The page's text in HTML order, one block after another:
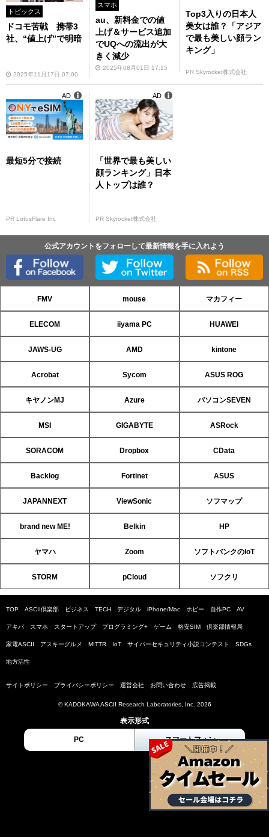
トピックス
ドコモ苦戦 携帯3
社、“値上げ”で明暗
2025年11月17日 07:00
スマホ
au、新料金での値
上げ＆サービス追加
でUQへの流出が大
きく減少
2025年08月01日 17:15
Top3入りの日本人
美女は誰？「アジア
で最も美しい顔ラン
キング」
PR Skyrocket株式会社
最短5分で接続
PR LotusFlare Inc
AD
「世界で最も美しい
顔ランキング」日本
人トップは誰？
PR Skyrocket株式会社
AD
公式アカウントをフォローして最新情報を手に入れよう
FMV mouse マカフィー
ELECOM iiyama PC HUAWEI
JAWS-UG AMD kintone
Acrobat Sycom ASUS ROG
キヤノンMJ Azure パソコンSEVEN
MSI GIGABYTE ASRock
SORACOM Dropbox CData
Backlog Fortinet ASUS
JAPANNEXT ViewSonic ソフマップ
brand new ME! Belkin HP
ヤマハ Zoom ソフトバンクのIoT
STORM pCloud ソフクリ
TOP ASCII倶楽部 ビジネス TECH デジタル iPhone/Mac ホビー 自作PC AV
アキバ スマホ スタートアップ プログラミング+ ゲーム 格安SIM 倶楽部情報局
家電ASCII アスキーグルメ MITTR IoT サイバーセキュリティ小説コンテスト SDGs
地方活性
サイトポリシー プライバシーポリシー 運営会社 お問い合わせ 広告掲載
© KADOKAWA ASCII Research Laboratories, Inc. 2026
表示形式
PC スマートフォン